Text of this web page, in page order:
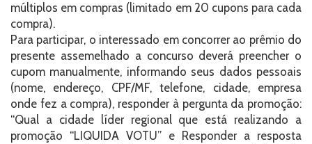
múltiplos em compras (limitado em 20 cupons para cada
compra).
Para participar, o interessado em concorrer ao prêmio do
presente assemelhado a concurso deverá preencher o
cupom manualmente, informando seus dados pessoais
(nome, endereço, CPF/MF, telefone, cidade, empresa
onde fez a compra), responder à pergunta da promoção:
“Qual a cidade líder regional que está realizando a
promoção “LIQUIDA VOTU” e Responder a resposta